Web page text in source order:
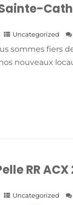
Uncategorized
sommes fiers
nouveaux
RR ACX
Uncategorized